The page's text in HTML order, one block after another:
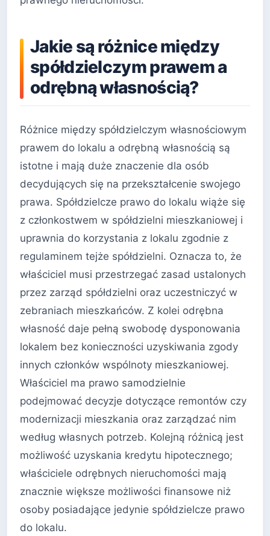
Jakie są różnice między
spółdzielczym prawem a
odrębną własnością?
Różnice między spółdzielczym własnościowym
prawem do lokalu a odrębną własnością są
istotne i mają duże znaczenie dla osób
decydujących się na przekształcenie swojego
prawa. Spółdzielcze prawo do lokalu wiąże się
z członkostwem w spółdzielni mieszkaniowej i
uprawnia do korzystania z lokalu zgodnie z
regulaminem tejże spółdzielni. Oznacza to, że
właściciel musi przestrzegać zasad ustalonych
przez zarząd spółdzielni oraz uczestniczyć w
zebraniach mieszkańców. Z kolei odrębna
własność daje pełną swobodę dysponowania
lokalem bez konieczności uzyskiwania zgody
innych członków wspólnoty mieszkaniowej.
Właściciel ma prawo samodzielnie
podejmować decyzje dotyczące remontów czy
modernizacji mieszkania oraz zarządzać nim
według własnych potrzeb. Kolejną różnicą jest
możliwość uzyskania kredytu hipotecznego;
właściciele odrębnych nieruchomości mają
znacznie większe możliwości finansowe niż
osoby posiadające jedynie spółdzielcze prawo
do lokalu.